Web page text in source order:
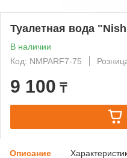
Туалетная вода
В наличии
Код: NMPARF7-75
9 100 ₸
Описание